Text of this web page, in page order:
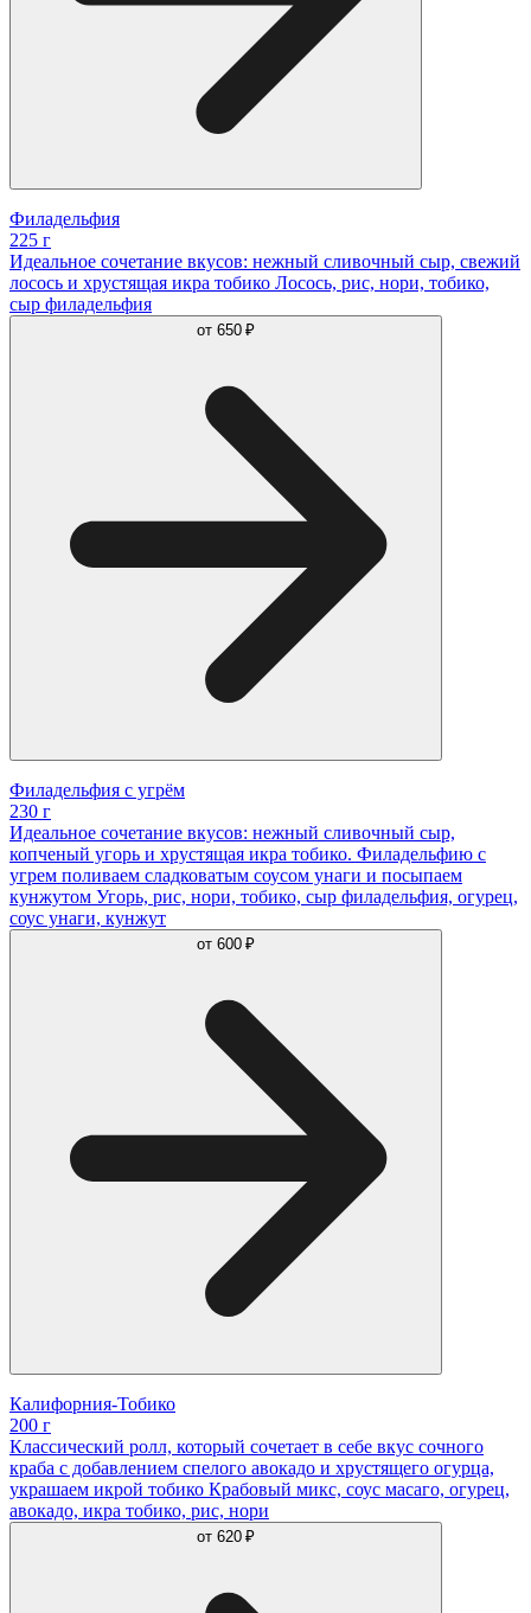
Филадельфия
225 г
Идеальное сочетание вкусов: нежный сливочный сыр, свежий
лосось и хрустящая икра тобико Лосось, рис, нори, тобико,
сыр филадельфия
от 650 ₽
Филадельфия с угрём
230 г
Идеальное сочетание вкусов: нежный сливочный сыр,
копченый угорь и хрустящая икра тобико. Филадельфию с
угрем поливаем сладковатым соусом унаги и посыпаем
кунжутом Угорь, рис, нори, тобико, сыр филадельфия, огурец,
соус унаги, кунжут
от 600 ₽
Калифорния-Тобико
200 г
Классический ролл, который сочетает в себе вкус сочного
краба с добавлением спелого авокадо и хрустящего огурца,
украшаем икрой тобико Крабовый микс, соус масаго, огурец,
авокадо, икра тобико, рис, нори
от 620 ₽